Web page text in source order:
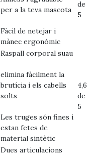
per a la teva mascota
Fàcil de netejar i
mànec ergonòmic
de
5
Raspall corporal suau
elimina fàcilment la
brutícia i els cabells
solts
Les truges són fines i
estan fetes de
material sintètic
4,6
de
5
Dues articulacions